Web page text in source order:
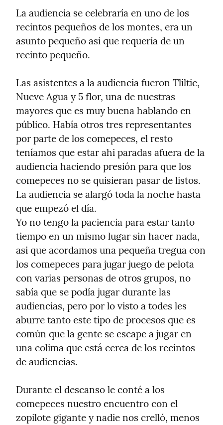
La audiencia se celebraría en uno de los
recintos pequeños de los montes, era un
asunto pequeño asi que requería de un
recinto pequeño.
Las asistentes a la audiencia fueron Tliltic,
Nueve Agua y 5 flor, una de nuestras
mayores que es muy buena hablando en
público. Había otros tres representantes
por parte de los comepeces, el resto
teníamos que estar ahi paradas afuera de la
audiencia haciendo presión para que los
comepeces no se quisieran pasar de listos.
La audiencia se alargó toda la noche hasta
que empezó el día.
Yo no tengo la paciencia para estar tanto
tiempo en un mismo lugar sin hacer nada,
asi que acordamos una pequeña tregua con
los comepeces para jugar juego de pelota
con varias personas de otros grupos, no
sabía que se podía jugar durante las
audiencias, pero por lo visto a todes les
aburre tanto este tipo de procesos que es
común que la gente se escape a jugar en
una colima que está cerca de los recintos
de audiencias.
Durante el descanso le conté a los
comepeces nuestro encuentro con el
zopilote gigante y nadie nos crelló, menos